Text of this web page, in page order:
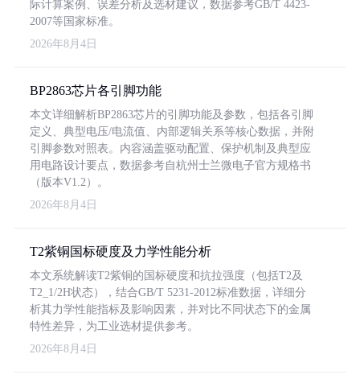
际计算案例、误差分析及选材建议，数据参考GB/T 4423-
2007等国家标准。
2026年8月4日
BP2863芯片各引脚功能
本文详细解析BP2863芯片的引脚功能及参数，包括各引脚
定义、典型电压/电流值、内部逻辑关系等核心数据，并附
引脚参数对照表。内容涵盖驱动配置、保护机制及典型应
用电路设计要点，数据参考自杭州士兰微电子官方规格书
（版本V1.2）。
2026年8月4日
T2紫铜国标硬度及力学性能分析
本文系统解读T2紫铜的国标硬度和抗拉强度（包括T2及
T2_1/2H状态），结合GB/T 5231-2012标准数据，详细分
析其力学性能指标及影响因素，并对比不同状态下的金属
特性差异，为工业选材提供参考。
2026年8月4日